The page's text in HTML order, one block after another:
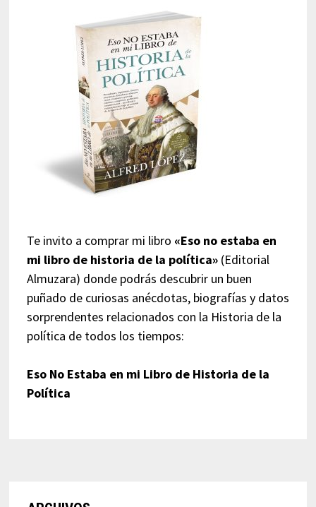
Te invito a comprar mi libro «Eso no estaba en
mi libro de historia de la política»(Editorial
Almuzara) donde podrás descubrir un buen
puñado de curiosas anécdotas, biografías y datos
sorprendentes relacionados con la Historia de la
política de todos los tiempos:
Eso No Estaba en mi Libro de Historia de la
Política